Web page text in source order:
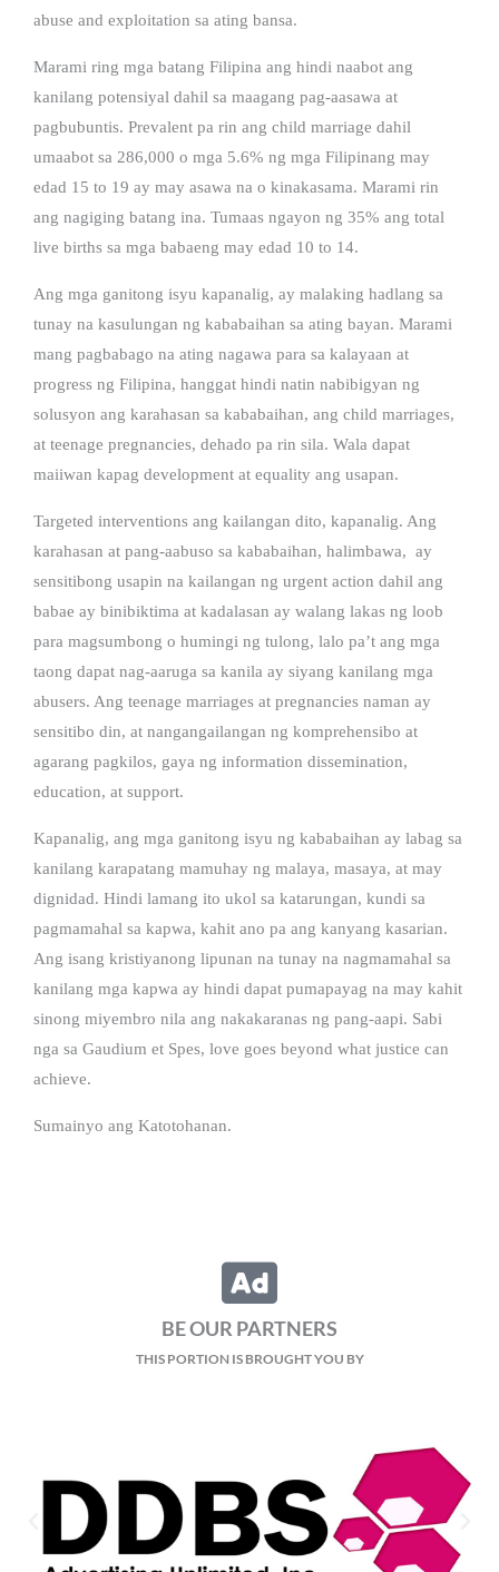
abuse and exploitation sa ating bansa.
Marami ring mga batang Filipina ang hindi naabot ang
kanilang potensiyal dahil sa maagang pag-aasawa at
pagbubuntis. Prevalent pa rin ang child marriage dahil
umaabot sa 286,000 o mga 5.6% ng mga Filipinang may
edad 15 to 19 ay may asawa na o kinakasama. Marami rin
ang nagiging batang ina. Tumaas ngayon ng 35% ang total
live births sa mga babaeng may edad 10 to 14.
Ang mga ganitong isyu kapanalig, ay malaking hadlang sa
tunay na kasulungan ng kababaihan sa ating bayan. Marami
mang pagbabago na ating nagawa para sa kalayaan at
progress ng Filipina, hanggat hindi natin nabibigyan ng
solusyon ang karahasan sa kababaihan, ang child marriages,
at teenage pregnancies, dehado pa rin sila. Wala dapat
maiiwan kapag development at equality ang usapan.
Targeted interventions ang kailangan dito, kapanalig. Ang
karahasan at pang-aabuso sa kababaihan, halimbawa, ay
sensitibong usapin na kailangan ng urgent action dahil ang
babae ay binibiktima at kadalasan ay walang lakas ng loob
para magsumbong o humingi ng tulong, lalo pa’t ang mga
taong dapat nag-aaruga sa kanila ay siyang kanilang mga
abusers. Ang teenage marriages at pregnancies naman ay
sensitibo din, at nangangailangan ng komprehensibo at
agarang pagkilos, gaya ng information dissemination,
education, at support.
Kapanalig, ang mga ganitong isyu ng kababaihan ay labag sa
kanilang karapatang mamuhay ng malaya, masaya, at may
dignidad. Hindi lamang ito ukol sa katarungan, kundi sa
pagmamahal sa kapwa, kahit ano pa ang kanyang kasarian.
Ang isang kristiyanong lipunan na tunay na nagmamahal sa
kanilang mga kapwa ay hindi dapat pumapayag na may kahit
sinong miyembro nila ang nakakaranas ng pang-aapi. Sabi
nga sa Gaudium et Spes, love goes beyond what justice can
achieve.
Sumainyo ang Katotohanan.
BE OUR PARTNERS
THIS PORTION IS BROUGHT YOU BY